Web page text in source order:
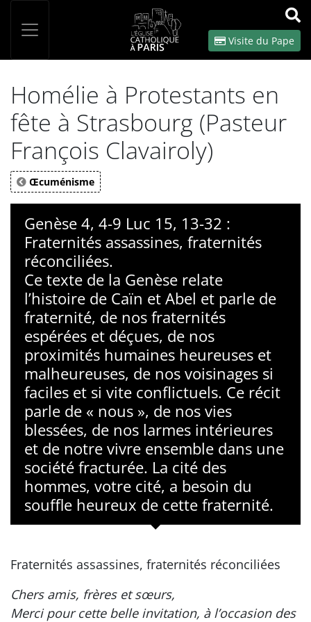
OK
Visite du Pape
Homélie à Protestants en
fête à Strasbourg (Pasteur
François Clavairoly)
Œcuménisme
Genèse 4, 4-9 Luc 15, 13-32 :
Fraternités assassines, fraternités
réconciliées.
Ce texte de la Genèse relate
l’histoire de Caïn et Abel et parle de
fraternité, de nos fraternités
espérées et déçues, de nos
proximités humaines heureuses et
malheureuses, de nos voisinages si
faciles et si vite conflictuels. Ce récit
parle de « nous », de nos vies
blessées, de nos larmes intérieures
et de notre vivre ensemble dans une
société fracturée. La cité des
hommes, votre cité, a besoin du
souffle heureux de cette fraternité.
Fraternités assassines, fraternités réconciliées
Chers amis, frères et sœurs,
Merci pour cette belle invitation, à l’occasion des
Panneau de gestion des cookies